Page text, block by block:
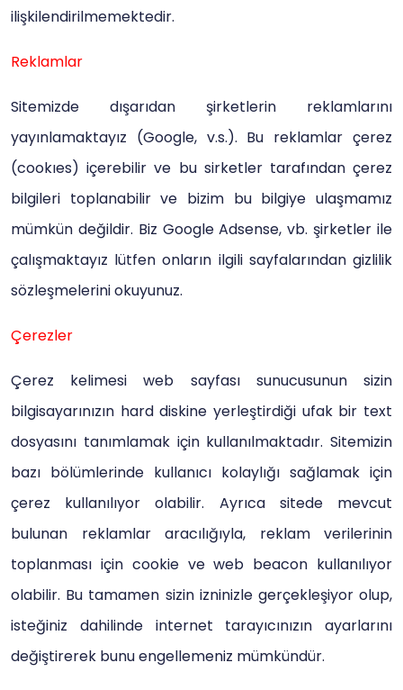
ilişkilendirilmemektedir.
Reklamlar
Sitemizde dışarıdan şirketlerin reklamlarını
yayınlamaktayız (Google, v.s.). Bu reklamlar çerez
(cookıes) içerebilir ve bu sirketler tarafından çerez
bilgileri toplanabilir ve bizim bu bilgiye ulaşmamız
mümkün değildir. Biz Google Adsense, vb. şirketler ile
çalışmaktayız lütfen onların ilgili sayfalarından gizlilik
sözleşmelerini okuyunuz.
Çerezler
Çerez kelimesi web sayfası sunucusunun sizin
bilgisayarınızın hard diskine yerleştirdiği ufak bir text
dosyasını tanımlamak için kullanılmaktadır. Sitemizin
bazı bölümlerinde kullanıcı kolaylığı sağlamak için
çerez kullanılıyor olabilir. Ayrıca sitede mevcut
bulunan reklamlar aracılığıyla, reklam verilerinin
toplanması için cookie ve web beacon kullanılıyor
olabilir. Bu tamamen sizin izninizle gerçekleşiyor olup,
isteğiniz dahilinde internet tarayıcınızın ayarlarını
değiştirerek bunu engellemeniz mümkündür.